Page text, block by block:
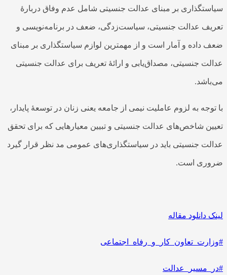
سیاستگذاری بر مبنای عدالت جنسیتی شامل عدم وفاق دربارۀ
تعریف عدالت جنسیتی، سیاست­‌زدگی، ضعف در برنامه‌نویسی و
ضعف داده و آمار است و از مهم­ترین لوازم سیاستگذاری بر مبنای
عدالت جنسیتی، مصداق‌­یابی و ارائۀ تعریف برای عدالت جنسیتی
می‌باشد.
با توجه به لزوم عاملیت نیمی از جامعه یعنی زنان در توسعۀ پایدار،
تعیین شاخص‌­های عدالت جنسیتی و تبیین معیارهایی که برای تحقق
عدالت جنسیتی باید در سیاستگذاری‌­های عمومی مد نظر قرار گیرد
ضروری است.
لینک دانلود مقاله
#وزارت_تعاون_کار_و_رفاه_اجتماعی
#در_مسیر_عدالت